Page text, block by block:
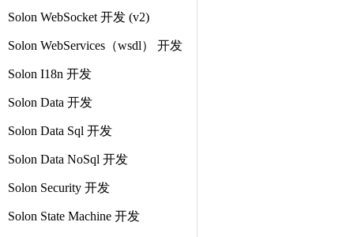
Solon WebSocket 开发 (v2)
Solon WebServices（wsdl） 开发
Solon I18n 开发
Solon Data 开发
Solon Data Sql 开发
Solon Data NoSql 开发
Solon Security 开发
Solon State Machine 开发